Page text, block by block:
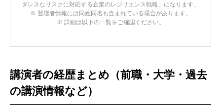
ダレスなリスクに対応する企業のレジリエンス戦略」になります。
※ 登壇者情報には同姓同名も含まれている場合があります。
※ 詳細は以下の一覧をご確認ください。
講演者の経歴まとめ（前職・大学・過去
の講演情報など）